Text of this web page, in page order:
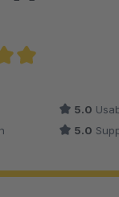
of 5 out of 5 stars
5.0
5.0